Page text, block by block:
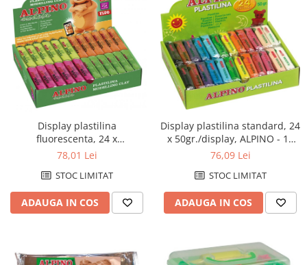
Cosuri pentru colectare selectiva
Detergenti geamuri
Detergenti pentru baie
Detergenti pentru bucatarie
Detergenti pentru pardoseli
Dispensere baie si bucatarie
Hartie igienica
Marcare si etichetare
Display plastilina
fluorescenta, 24 x
50gr./display, ALPINO - 6
78,01 Lei
STOC LIMITAT
ADAUGA IN COS
Display plastilina standard, 24
x 50gr./display, ALPINO - 12
culori asortate
76,09 Lei
STOC LIMITAT
ADAUGA IN COS